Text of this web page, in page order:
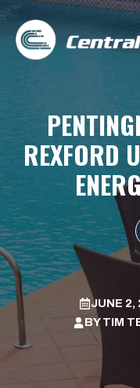
Skip
content
REXFORD
JUNE 2,
BYTIM